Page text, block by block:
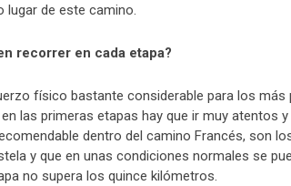
lugar de este camino.
recorrer en cada etapa?
físico bastante considerable para los más
las primeras etapas hay que ir muy atentos
dentro del camino Francés, son
y que en unas condiciones normales se
no supera los quince kilómetros.